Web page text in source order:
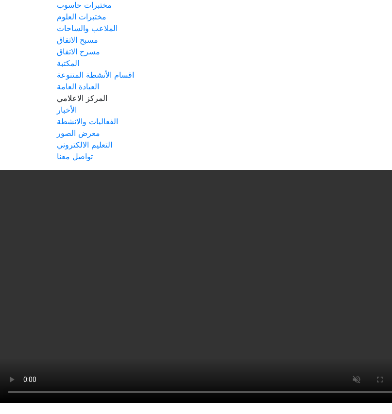
مختبرات حاسوب
مختبرات العلوم
الملاعب والساحات
مسبح الاتفاق
مسرح الاتفاق
المكتبة
اقسام الأنشطة المتنوعة
العيادة العامة
المركز الاعلامي
الأخبار
الفعاليات والانشطة
معرض الصور
التعليم الالكتروني
تواصل معنا